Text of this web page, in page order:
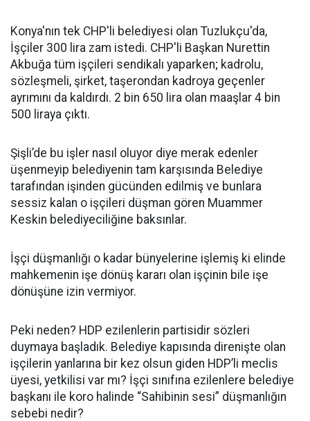
Konya'nın tek CHP'li belediyesi olan Tuzlukçu'da,
İşçiler 300 lira zam istedi. CHP'li Başkan Nurettin
Akbuğa tüm işçileri sendikalı yaparken; kadrolu,
sözleşmeli, şirket, taşerondan kadroya geçenler
ayrımını da kaldırdı. 2 bin 650 lira olan maaşlar 4 bin
500 liraya çıktı.
Şişli’de bu işler nasıl oluyor diye merak edenler
üşenmeyip belediyenin tam karşısında Belediye
tarafından işinden gücünden edilmiş ve bunlara
sessiz kalan o işçileri düşman gören Muammer
Keskin belediyeciliğine baksınlar.
İşçi düşmanlığı o kadar bünyelerine işlemiş ki elinde
mahkemenin işe dönüş kararı olan işçinin bile işe
dönüşüne izin vermiyor.
Peki neden? HDP ezilenlerin partisidir sözleri
duymaya başladık. Belediye kapısında direnişte olan
işçilerin yanlarına bir kez olsun giden HDP’li meclis
üyesi, yetkilisi var mı? İşçi sınıfına ezilenlere belediye
başkanı ile koro halinde “Sahibinin sesi” düşmanlığın
sebebi nedir?